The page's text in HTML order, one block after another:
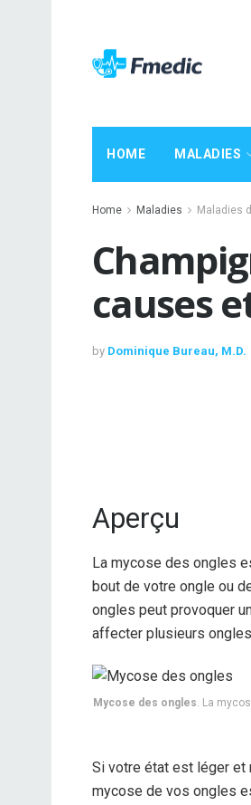
HOME MALADIES
Home Maladies Maladies
causes
by Dominique Bureau, M.D.
Aperçu
La mycose des ongles
bout de votre ongle ou
ongles peut provoquer
affecter plusieurs
Mycose des ongles. La
Si votre état est léger et
mycose de vos ongles